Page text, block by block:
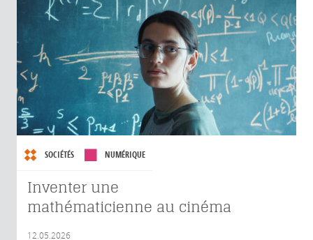
SOCIÉTÉS NUMÉRIQUE
Inventer une
mathématicienne au cinéma
12.05.2026